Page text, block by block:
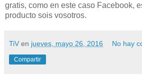
gratis, como en este caso Facebook,
producto sois vosotros.
TiV en jueves, mayo 26, 2016 No hay
Compartir